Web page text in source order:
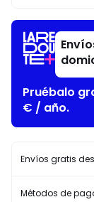
Pruébalo
€ / año.
Envíos gratis
Métodos de